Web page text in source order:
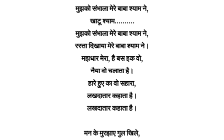
मुझको संभाला मेरे बाबा श्याम ने,
खाटू श्याम..........
मुझको संभाला मेरे बाबा श्याम ने,
रस्ता दिखाया मेरे बाबा श्याम ने।
मझधार मेरा, है बस इक वो,
नैया वो चलाता है।
हारे हुए का वो सहारा,
लखदातार कहाता है।
लखदातार कहाता है।
मन के मुरझाए गुल खिले,